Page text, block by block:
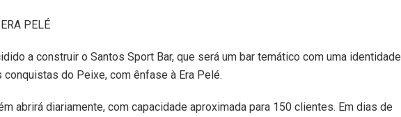
PELÉ
a construir o Santos Sport Bar, que será um bar temático com uma identidade
do Peixe, com ênfase à Era Pelé.
abrirá diariamente, com capacidade aproximada para 150 clientes. Em dias de